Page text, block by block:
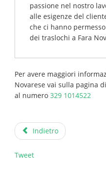
passione nel nostro
alle esigenze del
che ci hanno
dei traslochi a Fara
Per avere maggiori
Novarese vai sulla pagina di
al numero 329 1014522
Indietro
Tweet